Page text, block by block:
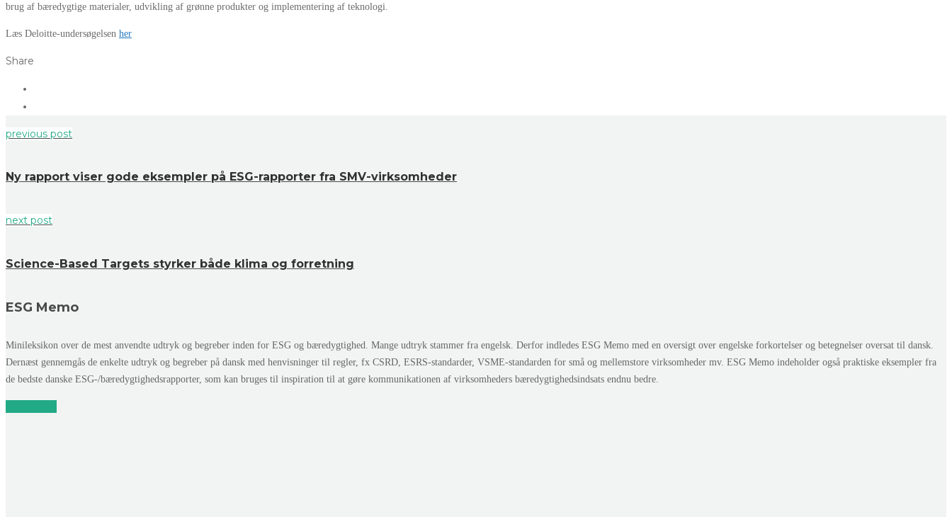
brug af bæredygtige materialer, udvikling af grønne produkter og implementering af teknologi.
Læs Deloitte-undersøgelsen her
Share
previous post
Ny rapport viser gode eksempler på ESG-rapporter fra SMV-virksomheder
next post
Science-Based Targets styrker både klima og forretning
ESG Memo
Minileksikon over de mest anvendte udtryk og begreber inden for ESG og bæredygtighed. Mange udtryk stammer fra engelsk. Derfor indledes ESG Memo med en oversigt over engelske forkortelser og betegnelser oversat til dansk.
Dernæst gennemgås de enkelte udtryk og begreber på dansk med henvisninger til regler, fx CSRD, ESRS-standarder, VSME-standarden for små og mellemstore virksomheder mv. ESG Memo indeholder også praktiske eksempler fra
de bedste danske ESG-/bæredygtighedsrapporter, som kan bruges til inspiration til at gøre kommunikationen af virksomheders bæredygtighedsindsats endnu bedre.